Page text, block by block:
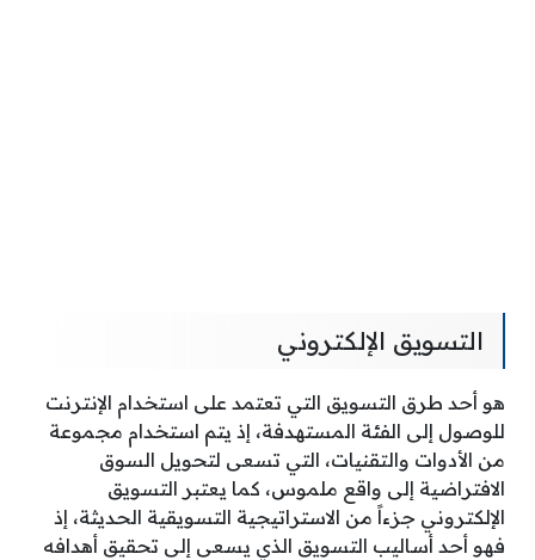
التسويق الإلكتروني
هو أحد طرق التسويق التي تعتمد على استخدام الإنترنت
للوصول إلى الفئة المستهدفة، إذ يتم استخدام مجموعة
من الأدوات والتقنيات، التي تسعى لتحويل السوق
الافتراضية إلى واقع ملموس، كما يعتبر التسويق
الإلكتروني جزءاً من الاستراتيجية التسويقية الحديثة، إذ
فهو أحد أساليب التسويق الذي يسعى إلى تحقيق أهدافه